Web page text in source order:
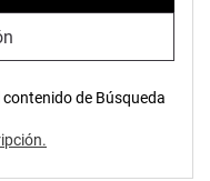
de Búsqueda